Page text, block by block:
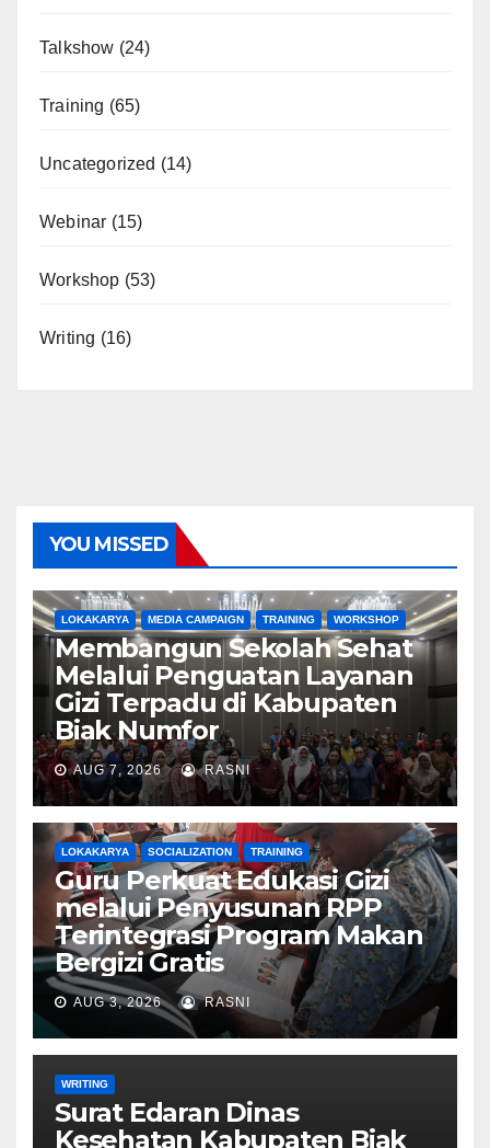
Talkshow (24)
Training (65)
Uncategorized (14)
Webinar (15)
Workshop (53)
Writing (16)
YOU MISSED
LOKAKARYA MEDIA CAMPAIGN TRAINING WORKSHOP
Membangun Sekolah Sehat
Melalui Penguatan Layanan
Gizi Terpadu di Kabupaten
Biak Numfor
AUG 7, 2026 RASNI
LOKAKARYA SOCIALIZATION TRAINING
Guru Perkuat Edukasi Gizi
melalui Penyusunan RPP
Terintegrasi Program Makan
Bergizi Gratis
AUG 3, 2026 RASNI
WRITING
Surat Edaran Dinas
Kesehatan Kabupaten Biak